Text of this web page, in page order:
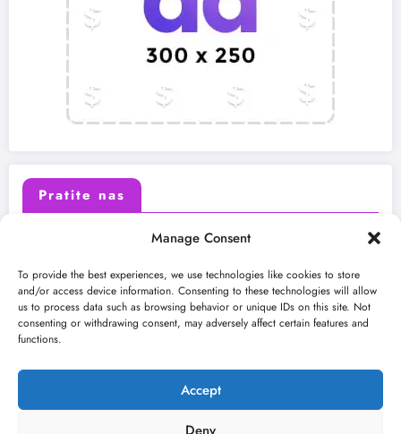
Manage Consent
To provide the best experiences, we use technologies like cookies to store
and/or access device information. Consenting to these technologies will allow
us to process data such as browsing behavior or unique IDs on this site. Not
consenting or withdrawing consent, may adversely affect certain features and
functions.
Accept
Deny
Pratite nas
Instagram Youtube